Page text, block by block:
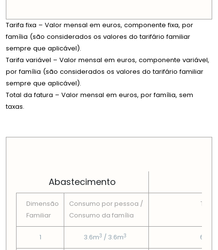
Tarifa fixa – Valor mensal em euros, componente fixa, por
família (são considerados os valores do tarifário familiar
sempre que aplicável).
Tarifa variável – Valor mensal em euros, componente variável,
por família (são considerados os valores do tarifário familiar
sempre que aplicável).
Total da fatura – Valor mensal em euros, por família, sem
taxas.
Abastecimento
Dimensão
Familiar
Consumo por pessoa /
Consumo da famí­lia
Tarifa
1 3.6m3 / 3.6m3 6.08€